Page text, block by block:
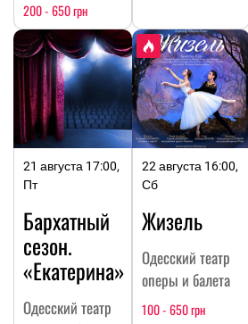
200 - 650 грн
21 августа 17:00,
Пт
Бархатный
сезон.
«Екатерина»
Одесский театр
22 августа 16:00,
Сб
Жизель
Одесский театр
оперы и балета
100 - 650 грн